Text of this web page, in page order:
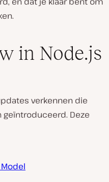
in Node.js
verkennen die
geïntroduceerd. Deze